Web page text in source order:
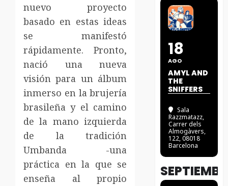
nuevo proyecto
basado en estas ideas
se manifestó
rápidamente. Pronto,
nació una nueva
visión para un álbum
inmerso en la brujería
brasileña y el camino
de la mano izquierda
de la tradición
Umbanda -una
práctica en la que se
enseña al propio
18
AGO
AMYL AND
THE
SNIFFERS
Sala
Razzmatazz,
Carrer dels
Almogàvers,
122, 08018
Barcelona